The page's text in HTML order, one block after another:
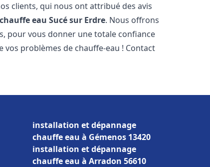
clients, qui nous ont attribué des avis
eau Sucé sur Erdre. Nous offrons
pour vous donner une totale confiance
problèmes de chauffe-eau ! Contact
installation et dépannage
chauffe eau à Gémenos 13420
installation et dépannage
chauffe eau à Arradon 56610